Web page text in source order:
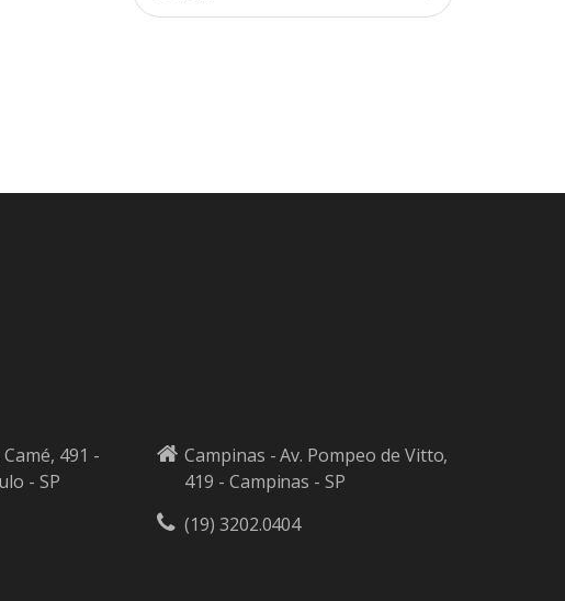
491 -
- SP
Campinas - Av. Pompeo de Vitto,
419 - Campinas - SP
(19) 3202.0404